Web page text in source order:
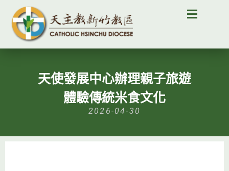
天使發展中心辦理親子旅遊
體驗傳統米食文化
2026-04-30